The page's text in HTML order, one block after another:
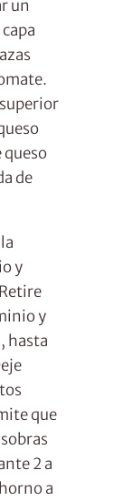
un
de
y
y
hasta
que
2 a
a